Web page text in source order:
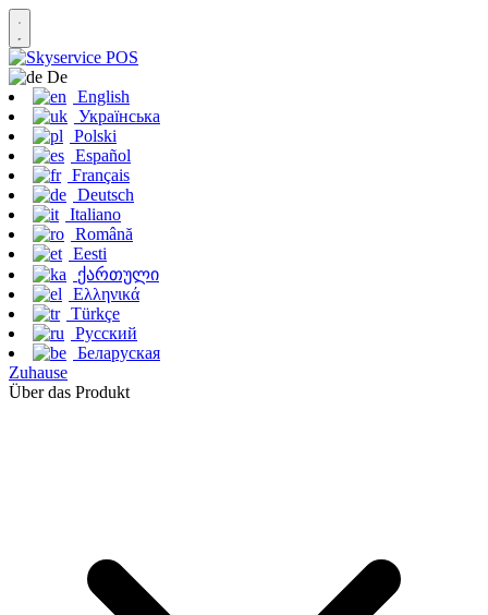
De
English
Українська
Polski
Español
Français
Deutsch
Italiano
Română
Eesti
ქართული
Ελληνικά
Türkçe
Русский
Беларуская
Zuhause
Über das Produkt